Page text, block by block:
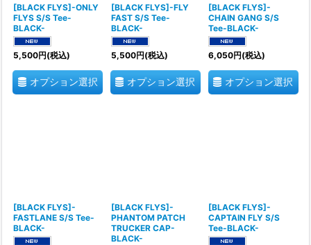
[BLACK FLYS]-ONLY
FLYS S/S Tee-
BLACK-
5,500円(税込)
オプション選択
[BLACK FLYS]-FLY
FAST S/S Tee-
BLACK-
5,500円(税込)
オプション選択
[BLACK FLYS]-
CHAIN GANG S/S
Tee-BLACK-
6,050円(税込)
オプション選択
[BLACK FLYS]-
FASTLANE S/S Tee-
BLACK-
[BLACK FLYS]-
PHANTOM PATCH
TRUCKER CAP-
BLACK-
[BLACK FLYS]-
CAPTAIN FLY S/S
Tee-BLACK-